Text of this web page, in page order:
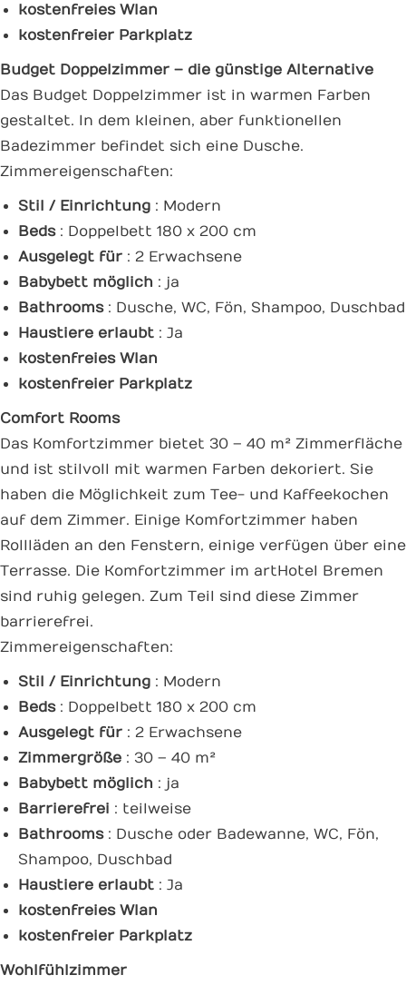
kostenfreies Wlan
kostenfreier Parkplatz
Budget Doppelzimmer – die günstige Alternative
Das Budget Doppelzimmer ist in warmen Farben
gestaltet. In dem kleinen, aber funktionellen
Badezimmer befindet sich eine Dusche.
Zimmereigenschaften:
Stil / Einrichtung : Modern
Beds: Doppelbett 180 x 200 cm
Ausgelegt für : 2 Erwachsene
Babybett möglich : ja
Bathrooms: Dusche, WC, Fön, Shampoo, Duschbad
Haustiere erlaubt : Ja
kostenfreies Wlan
kostenfreier Parkplatz
Comfort Rooms
Das Komfortzimmer bietet 30 – 40 m² Zimmerfläche
und ist stilvoll mit warmen Farben dekoriert. Sie
haben die Möglichkeit zum Tee- und Kaffeekochen
auf dem Zimmer. Einige Komfortzimmer haben
Rollläden an den Fenstern, einige verfügen über eine
Terrasse. Die Komfortzimmer im artHotel Bremen
sind ruhig gelegen. Zum Teil sind diese Zimmer
barrierefrei.
Zimmereigenschaften:
Stil / Einrichtung : Modern
Beds: Doppelbett 180 x 200 cm
Ausgelegt für : 2 Erwachsene
Zimmergröße : 30 – 40 m²
Babybett möglich : ja
Barrierefrei : teilweise
Bathrooms: Dusche oder Badewanne, WC, Fön,
Shampoo, Duschbad
Haustiere erlaubt : Ja
kostenfreies Wlan
kostenfreier Parkplatz
Wohlfühlzimmer